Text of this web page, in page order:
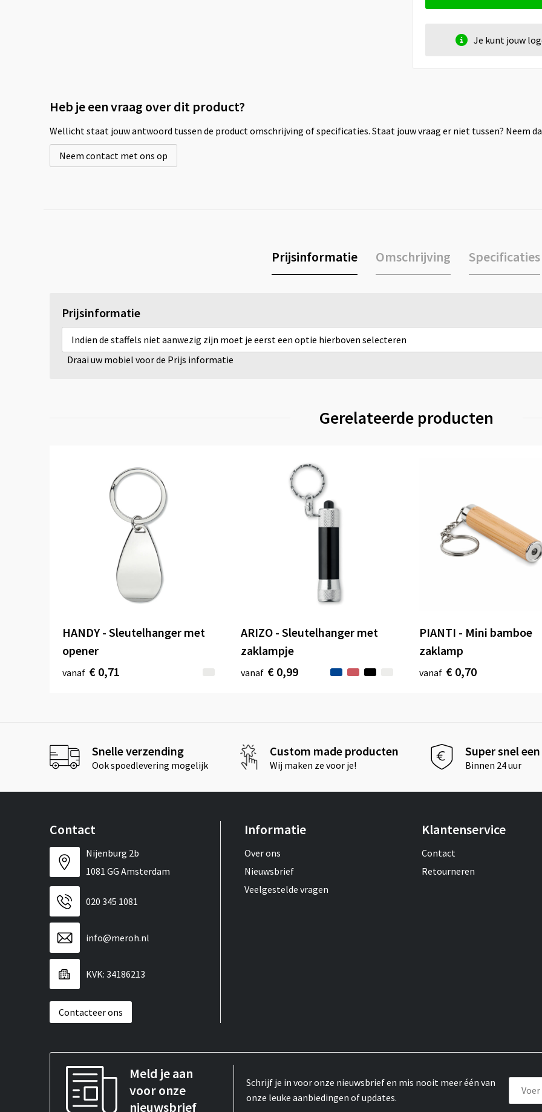
Je kunt jouw
Heb je een vraag over dit product?
Wellicht staat jouw antwoord tussen de product omschrijving of specificaties. Staat jouw vraag er niet tussen? Neem
Neem contact met ons op
Prijsinformatie Omschrijving Specificaties
Prijsinformatie
Indien de staffels niet aanwezig zijn moet je eerst een optie hierboven selecteren
Draai uw mobiel voor de Prijs informatie
Gerelateerde producten
HANDY - Sleutelhanger met
opener
vanaf € 0,71
ARIZO - Sleutelhanger met
zaklampje
vanaf € 0,99
PIANTI - Mini bamboe
zaklamp
vanaf € 0,70
Snelle verzending
Ook spoedlevering mogelijk
Custom made producten
Wij maken ze voor je!
Super snel
Binnen 24 uur
Contact
Nijenburg 2b
1081 GG Amsterdam
020 345 1081
info@meroh.nl
KVK: 34186213
Contacteer ons
Informatie
Over ons
Nieuwsbrief
Veelgestelde vragen
Klantenservice
Contact
Retourneren
Meld je aan
voor onze
nieuwsbrief
Schrijf je in voor onze nieuwsbrief en mis nooit meer één van
onze leuke aanbiedingen of updates.